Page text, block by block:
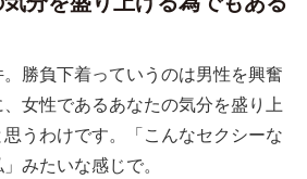
勝負下着っていうのは男性を興奮
女性であるあなたの気分を盛り上
うわけです。「こんなセクシーな
みたいな感じで。